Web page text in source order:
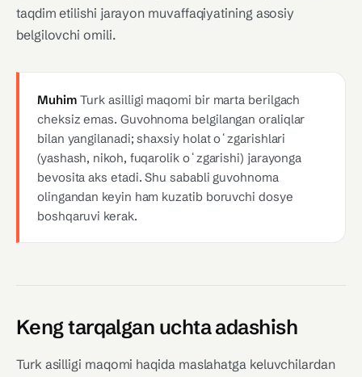
taqdim etilishi jarayon muvaffaqiyatining asosiy
belgilovchi omili.
MuhimTurk asilligi maqomi bir marta berilgach
cheksiz emas. Guvohnoma belgilangan oraliqlar
bilan yangilanadi; shaxsiy holat oʻzgarishlari
(yashash, nikoh, fuqarolik oʻzgarishi) jarayonga
bevosita aks etadi. Shu sababli guvohnoma
olingandan keyin ham kuzatib boruvchi dosye
boshqaruvi kerak.
Keng tarqalgan uchta adashish
Turk asilligi maqomi haqida maslahatga keluvchilardan